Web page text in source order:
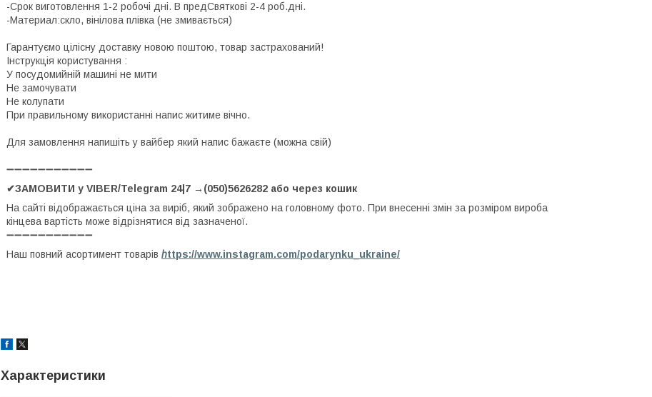
-Срок виготовлення 1-2 робочі дні. В предСвяткові 2-4 роб.дні.
-Материал:скло, вінілова плівка (не змивається)
Гарантуємо цілісну доставку новою поштою, товар застрахований!
Інструкція користування :
У посудомийній машині не мити
Не замочувати
Не колупати
При правильному використанні напис житиме вічно.
Для замовлення напишіть у вайбер який напис бажаєте (можна свій)
➖➖➖➖➖➖➖➖➖➖➖
✔ЗАМОВИТИ у VIBER/Telegram 24|7 →(050)5626282 або через кошик
На сайті відображається ціна за виріб, який зображено на головному фото. При внесенні змін за розміром вироба
кінцева вартість може відрізнятися від зазначеної.
➖➖➖➖➖➖➖➖➖➖➖
Наш повний асортимент товарів https://www.instagram.com/podarynku_ukraine/
Характеристики